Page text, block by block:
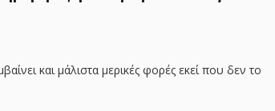
και μάλιστα μερικές φορές εκεί που δεν το